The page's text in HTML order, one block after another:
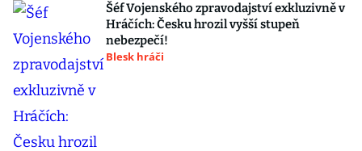
Šéf Vojenského zpravodajství exkluzivně v
Hráčích: Česku hrozil vyšší stupeň
nebezpečí!
Blesk hráči